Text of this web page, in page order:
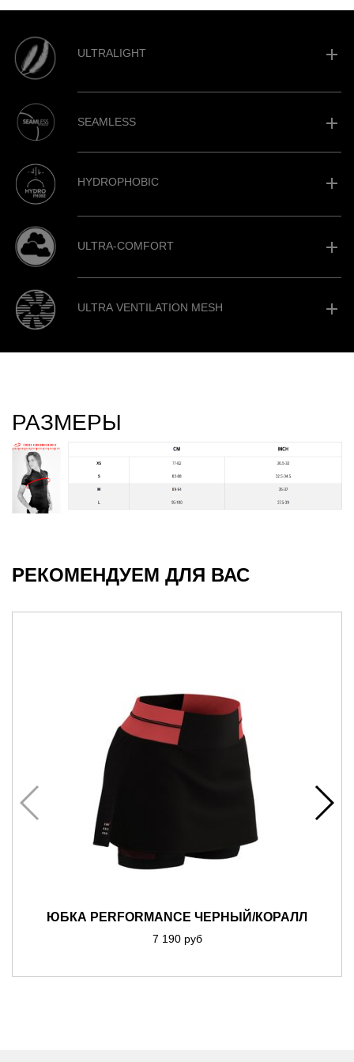
ULTRALIGHT add
SEAMLESS add
HYDROPHOBIC add
ULTRA-COMFORT add
ULTRA VENTILATION MESH add
РАЗМЕРЫ
РЕКОМЕНДУЕМ ДЛЯ ВАС
ЮБКА PERFORMANCE ЧЕРНЫЙ/КОРАЛЛ
7 190 руб